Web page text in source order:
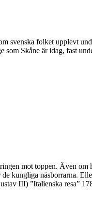
svenska folket upplevt
Skåne är idag, fast
mot toppen. Även om
kungliga näsborrarna.
III) ”Italienska resa”